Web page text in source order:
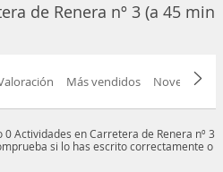
de Renera nº 3 (a 45 min
Más vendidos Novedad
Actividades en Carretera de Renera nº 3
si lo has escrito correctamente o